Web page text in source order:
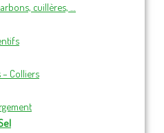
cuillères, …
Colliers